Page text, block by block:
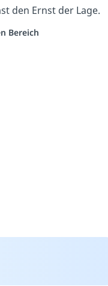
den Ernst der Lage.
Bereich